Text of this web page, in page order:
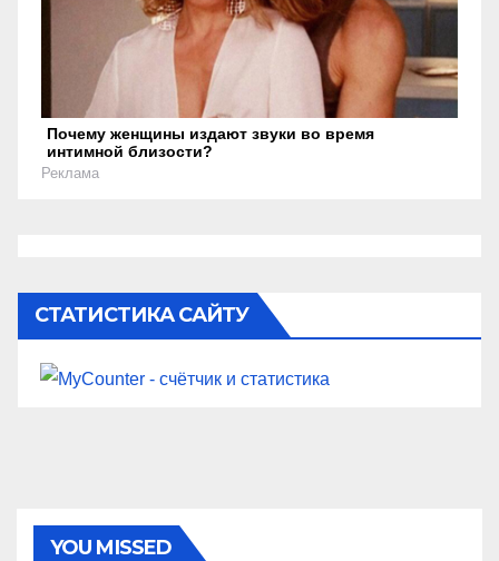
Почему женщины издают звуки во время
интимной близости?
Реклама
СТАТИСТИКА САЙТУ
YOU MISSED